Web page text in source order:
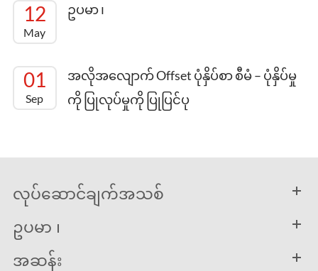
12
May
ဥပမာ ၊
01
Sep
အလိုအလျောက် Offset ပုံနှိပ်စာ စီမံ – ပုံနှိပ်မှု
ကို ပြုလုပ်မှုကို ပြုပြင်ပု
လုပ်ဆောင်ချက်အသစ်
ဥပမာ ၊
အဆန်း